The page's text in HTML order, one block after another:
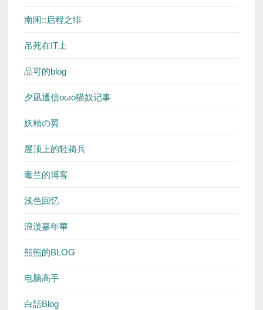
南闲::启程之绯
吊死在IT上
品可的blog
夕凪通信oωo猫奴记事
妖精の翼
屋顶上的轻骑兵
毒兰的博客
浅色回忆
浪漫嘉年華
熊熊的BLOG
电脑高手
白話Blog